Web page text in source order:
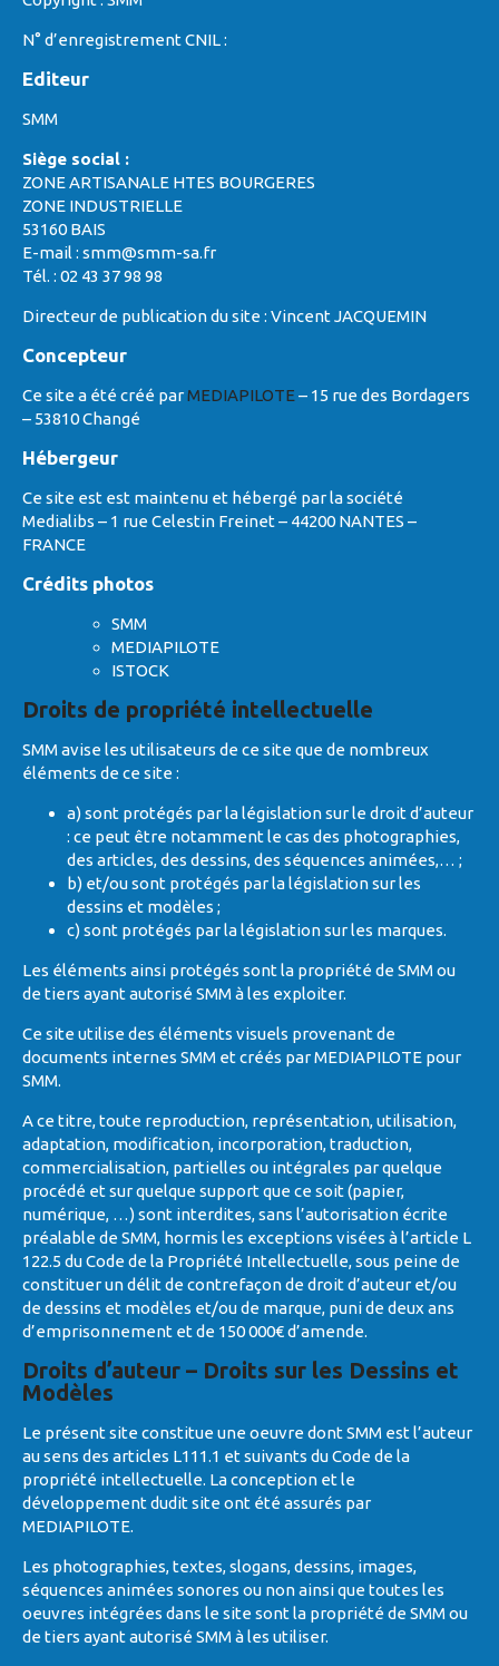
N° d’enregistrement CNIL :
Editeur
SMM
Siège social :
ZONE ARTISANALE HTES BOURGERES
ZONE INDUSTRIELLE
53160 BAIS
E-mail : smm@smm-sa.fr
Tél. : 02 43 37 98 98
Directeur de publication du site : Vincent JACQUEMIN
Concepteur
Ce site a été créé parMEDIAPILOTE – 15 rue des Bordagers
– 53810 Changé
Hébergeur
Ce site est est maintenu et hébergé par la société
Medialibs – 1 rue Celestin Freinet – 44200 NANTES –
FRANCE
Crédits photos
SMM
MEDIAPILOTE
ISTOCK
Droits de propriété intellectuelle
SMM avise les utilisateurs de ce site que de nombreux
éléments de ce site :
a) sont protégés par la législation sur le droit d’auteur
: ce peut être notamment le cas des photographies,
des articles, des dessins, des séquences animées,… ;
b) et/ou sont protégés par la législation sur les
dessins et modèles ;
c) sont protégés par la législation sur les marques.
Les éléments ainsi protégés sont la propriété de SMM ou
de tiers ayant autorisé SMM à les exploiter.
Ce site utilise des éléments visuels provenant de
documents internes SMM et créés par MEDIAPILOTE pour
SMM.
A ce titre, toute reproduction, représentation, utilisation,
adaptation, modification, incorporation, traduction,
commercialisation, partielles ou intégrales par quelque
procédé et sur quelque support que ce soit (papier,
numérique, …) sont interdites, sans l’autorisation écrite
préalable de SMM, hormis les exceptions visées à l’article L
122.5 du Code de la Propriété Intellectuelle, sous peine de
constituer un délit de contrefaçon de droit d’auteur et/ou
de dessins et modèles et/ou de marque, puni de deux ans
d’emprisonnement et de 150 000€ d’amende.
Droits d’auteur – Droits sur les Dessins et
Modèles
Le présent site constitue une oeuvre dont SMM est l’auteur
au sens des articles L111.1 et suivants du Code de la
propriété intellectuelle. La conception et le
développement dudit site ont été assurés par
MEDIAPILOTE.
Les photographies, textes, slogans, dessins, images,
séquences animées sonores ou non ainsi que toutes les
oeuvres intégrées dans le site sont la propriété de SMM ou
de tiers ayant autorisé SMM à les utiliser.